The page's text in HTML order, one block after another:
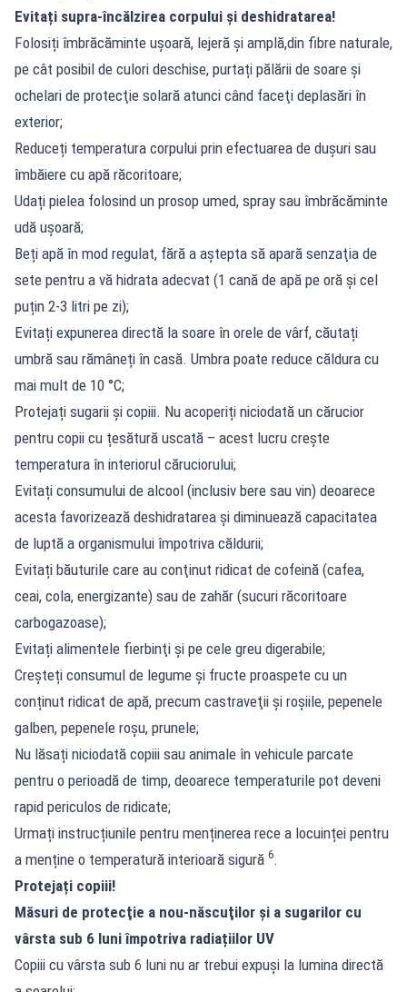
Evitați supra-încălzirea corpului și deshidratarea!
Folosiți îmbrăcăminte ușoară, lejeră și amplă,din fibre naturale,
pe cât posibil de culori deschise, purtați pălării de soare și
ochelari de protecţie solară atunci când faceţi deplasări în
exterior;
Reduceți temperatura corpului prin efectuarea de duşuri sau
îmbăiere cu apă răcoritoare;
Udați pielea folosind un prosop umed, spray sau îmbrăcăminte
udă ușoară;
Beți apă în mod regulat, fără a aştepta să apară senzaţia de
sete pentru a vă hidrata adecvat (1 cană de apă pe oră și cel
puțin 2-3 litri pe zi);
Evitați expunerea directă la soare în orele de vârf, căutați
umbră sau rămâneți în casă. Umbra poate reduce căldura cu
mai mult de 10 °C;
Protejați sugarii și copiii. Nu acoperiți niciodată un cărucior
pentru copii cu țesătură uscată – acest lucru crește
temperatura în interiorul căruciorului;
Evitați consumului de alcool (inclusiv bere sau vin) deoarece
acesta favorizează deshidratarea şi diminuează capacitatea
de luptă a organismului împotriva căldurii;
Evitați băuturile care au conţinut ridicat de cofeină (cafea,
ceai, cola, energizante) sau de zahăr (sucuri răcoritoare
carbogazoase);
Evitați alimentele fierbinţi şi pe cele greu digerabile;
Creşteți consumul de legume şi fructe proaspete cu un
conținut ridicat de apă, precum castraveţii și roşiile, pepenele
galben, pepenele roşu, prunele;
Nu lăsați niciodată copiii sau animale în vehicule parcate
pentru o perioadă de timp, deoarece temperaturile pot deveni
rapid periculos de ridicate;
Urmați instrucțiunile pentru menținerea rece a locuinței pentru
a menține o temperatură interioară sigură 6.
Protejați copiii!
Măsuri de protecţie a nou-născuţilor şi a sugarilor cu
vârsta sub 6 luni împotriva radiațiilor UV
Copiii cu vârsta sub 6 luni nu ar trebui expuşi la lumina directă